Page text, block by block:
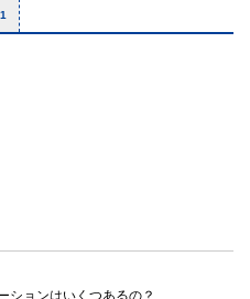
1
ションはいくつあるの？